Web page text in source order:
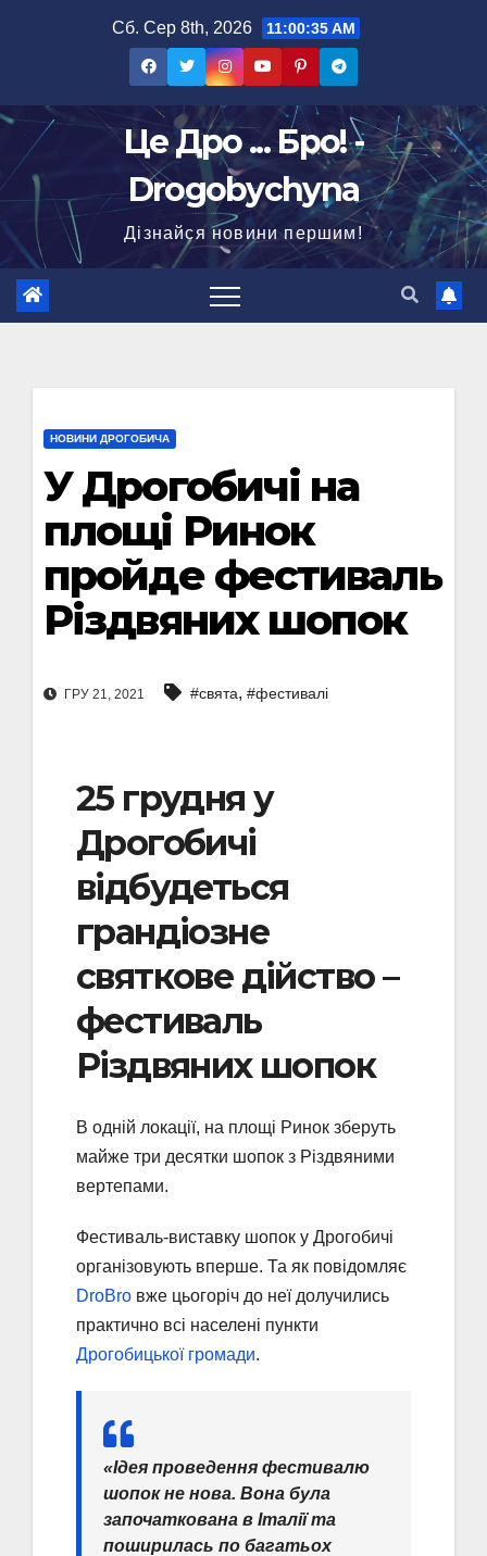
Сб. Сер 8th, 2026 11:00:36 AM
Це Дро ... Бро! -
Drogobychyna
Дізнайся новини першим!
НОВИНИ ДРОГОБИЧА
У Дрогобичі на
площі Ринок
пройде фестиваль
Різдвяних шопок
ГРУ 21, 2021 #свята, #фестивалі
25 грудня у
Дрогобичі
відбудеться
грандіозне
святкове дійство –
фестиваль
Різдвяних шопок
В одній локації, на площі Ринок зберуть
майже три десятки шопок з Різдвяними
вертепами.
Фестиваль-виставку шопок у Дрогобичі
організовують вперше. Та як повідомляє
DroBro вже цьогоріч до неї долучились
практично всі населені пункти
Дрогобицької громади.
«Ідея проведення фестивалю
шопок не нова. Вона була
започаткована в Італії та
поширилась по багатьох